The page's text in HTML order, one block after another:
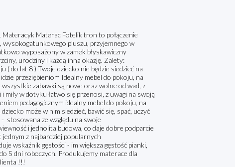
Materac Fotelik tron to połączenie
wysokogatunkowego pluszu, przyjemnego w
wyposażony w zamek błyskawiczny
urodziny i każdą inna okazję. Zalety:
do lat 8 ) Twoje dziecko nie będzie siedzieć na
przeziębieniom Idealny mebel do pokoju, na
zabawki są nowe oraz wolne od wad, z
w dotyku łatwo się przenosi, z uwagi na swoją
pedagogicznym idealny mebel do pokoju, na
może w nim siedzieć, bawić się, spać, uczyć
stosowana ze względu na swoje
i jednolita budowa, co daje dobre podparcie
z najbardziej popularnych
wskaźnik gęstości - im większa gęstość pianki,
5 dni roboczych. Produkujemy materace dla
!!!